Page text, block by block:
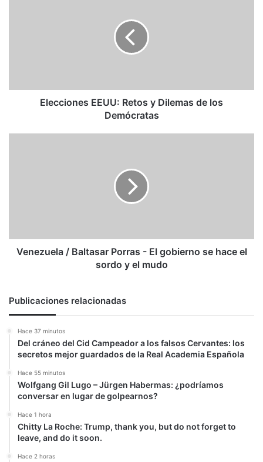
Elecciones EEUU: Retos y Dilemas de los
Demócratas
hace
mudo
Venezuela / Baltasar Porras - El gobierno se hace el
sordo y el mudo
Publicaciones relacionadas
Hace 37 minutos
Del cráneo del Cid Campeador a los falsos Cervantes: los
secretos mejor guardados de la Real Academia Española
Hace 55 minutos
Wolfgang Gil Lugo – Jürgen Habermas: ¿podríamos
conversar en lugar de golpearnos?
Hace 1 hora
Chitty La Roche: Trump, thank you, but do not forget to
leave, and do it soon.
Hace 2 horas